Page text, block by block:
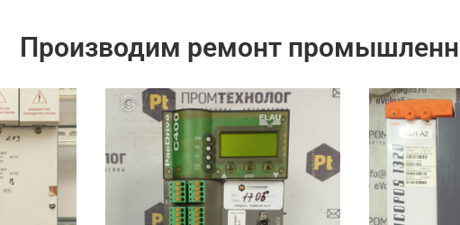
Производим ремонт